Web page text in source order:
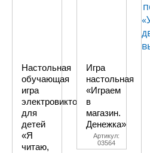
Настольная
обучающая
игра
электровикторина
для
детей
«Я
читаю,
Игра
настольная
«Играем
в
магазин.
Денежка»
Артикул:
03564